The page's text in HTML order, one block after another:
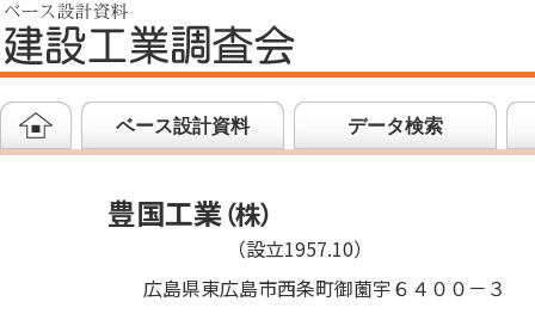
ベース設計資料 データ検索
豊国工業（株）
（設立1957.10）
広島県東広島市西条町御薗宇６４００－３